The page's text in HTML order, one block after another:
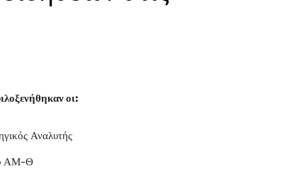
οι:
Αναλυτής
ΑΜ-Θ